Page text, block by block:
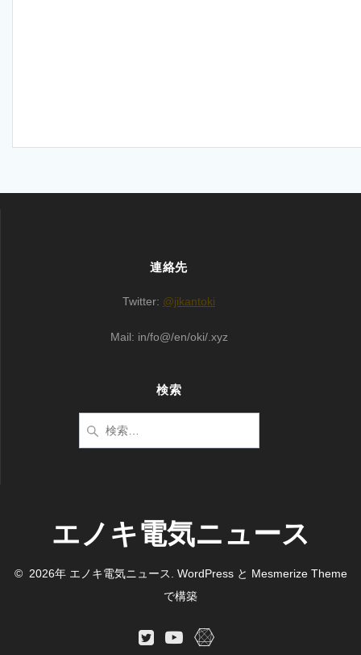
連絡先
Twitter: @jikantoki
Mail: in/fo@/en/oki/.xyz
検索
検
索:
エノキ電気ニュース
© 2026年 エノキ電気ニュース. WordPress と Mesmerize Theme
で構築